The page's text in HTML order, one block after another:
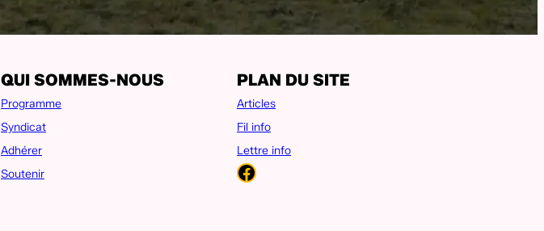
QUI SOMMES-NOUS
Programme
Syndicat
Adhérer
Soutenir
PLAN DU SITE
Articles
Fil info
Lettre info
Facebook